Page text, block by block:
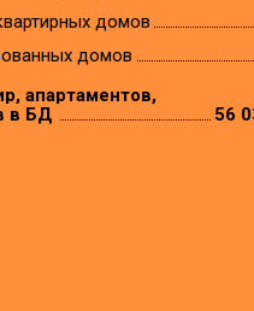
домов
домов
апартаментов,
в БД
56